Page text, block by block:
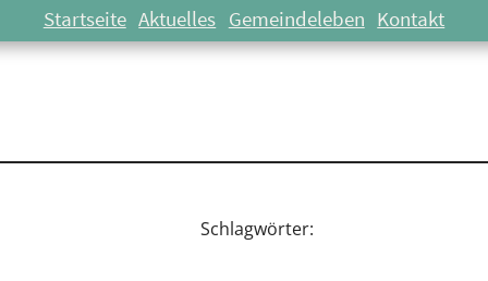
Startseite Aktuelles Gemeindeleben Kontakt
Schlagwörter: